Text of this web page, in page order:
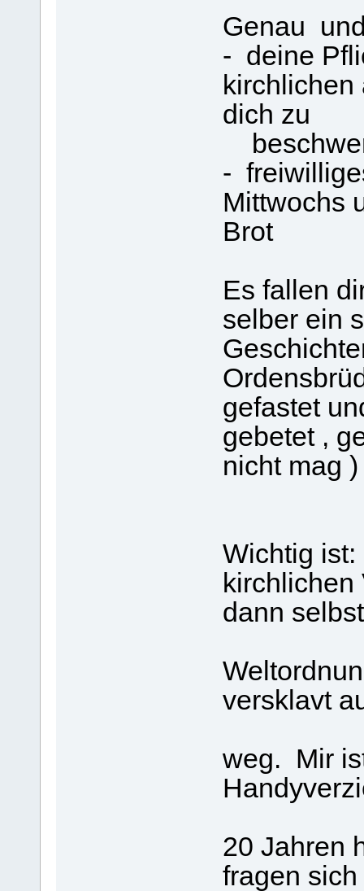
Genau
- deine
dich zu
-
Mittwochs
Brot
Es fallen
selber ein
gefastet
gebetet ,
nicht mag )
Wichtig
kirchlichen
dann
versklavt
weg. Mir
20 Jahren
fragen